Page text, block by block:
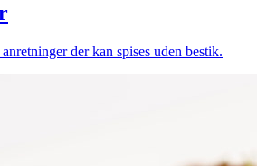
der kan spises uden bestik.